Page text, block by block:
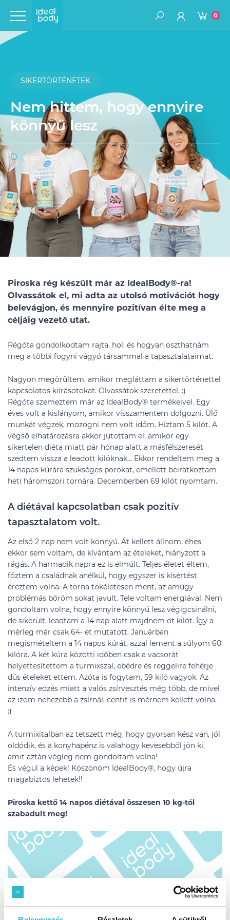
0
SIKERTÖRTÉNETEK
Nem hittem, hogy ennyire
könnyű lesz
olvasnivaló
Piroska rég készült már az IdealBody®-ra!
Olvassátok el, mi adta az utolsó motivációt hogy
belevágjon, és mennyire pozitívan élte meg a
céljáig vezető utat.
Régóta gondolkodtam rajta, hol, és hogyan oszthatnám
meg a többi fogyni vágyó társammal a tapasztalataimat.
Nagyon megörültem, amikor megláttam a sikertörténettel
kapcsolatos kiírásotokat. Olvassátok szeretettel. :)
Régóta szemeztem már az IdealBody® termékeivel. Egy
éves volt a kislányom, amikor visszamentem dolgozni. Ülő
munkát végzek, mozogni nem volt időm. Híztam 5 kilót. A
végső elhatározásra akkor jutottam el, amikor egy
sikertelen diéta miatt pár hónap alatt a másfélszeresét
szedtem vissza a leadott kilóknak... Ekkor rendeltem meg a
14 napos kúrára szükséges porokat, emellett beiratkoztam
heti háromszori tornára. Decemberben 69 kilót nyomtam.
A diétával kapcsolatban csak pozitív
tapasztalatom volt.
Az első 2 nap nem volt könnyű. Át kellett állnom, éhes
ekkor sem voltam, de kívántam az ételeket, hiányzott a
rágás. A harmadik napra ez is elmúlt. Teljes életet éltem,
főztem a családnak anélkül, hogy egyszer is kísértést
éreztem volna. A torna tökéletesen ment, az amúgy
problémás bőröm sokat javult. Tele voltam energiával. Nem
gondoltam volna, hogy ennyire könnyű lesz végigcsinálni,
de sikerült, leadtam a 14 nap alatt majdnem öt kilót. Így a
mérleg már csak 64- et mutatott. Januárban
megismételtem a 14 napos kúrát, azzal lement a súlyom 60
kilóra. A két kúra közötti időben csak a vacsorát
helyettesítettem a turmixszal, ebédre és reggelire fehérje
dús ételeket ettem. Azóta is fogytam, 59 kiló vagyok. Az
intenzív edzés miatt a valós zsírvesztés még több, de mivel
az izom nehezebb a zsírnál, centit is mérnem kellett volna.
:)
A turmixitalban az tetszett még, hogy gyorsan kész van, jól
oldódik, és a konyhapénz is valahogy kevesebből jön ki,
amit aztán végleg nem gondoltam volna!
És végül a képek! Köszönöm IdealBody®, hogy újra
magabiztos lehetek!!
Piroska kettő 14 napos diétával összesen 10 kg-tól
szabadult meg!